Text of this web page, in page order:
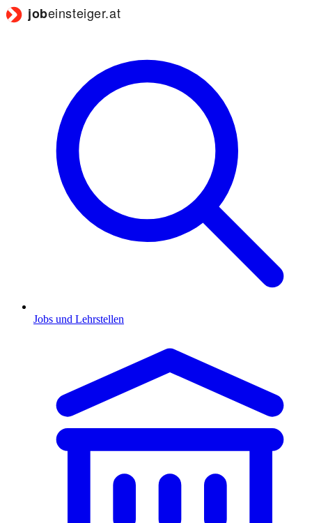
Jobs und Lehrstellen